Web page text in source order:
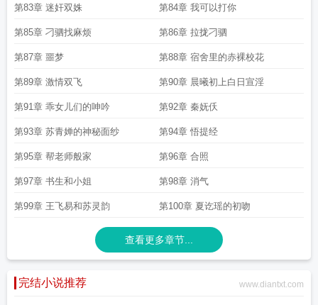
第83章 迷奸双姝 第84章 我可以打你
第85章 刁驷找麻烦 第86章 拉拢刁驷
第87章 噩梦 第88章 宿舍里的赤裸校花
第89章 激情双飞 第90章 晨曦初上白日宣淫
第91章 乖女儿们的呻吟 第92章 秦妩仸
第93章 苏青婵的神秘面纱 第94章 悟提经
第95章 帮老师般家 第96章 合照
第97章 书生和小姐 第98章 消气
第99章 王飞易和苏灵韵 第100章 夏讫瑶的初吻
查看更多章节...
完结小说推荐 www.diantxt.com